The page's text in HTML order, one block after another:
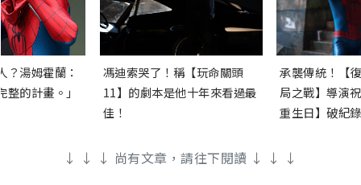
？湯姆霍蘭：
的計畫。」
馮迪索哭了！稱【玩命關頭
11】的劇本是他十年來看過最
佳！
承襲傳統！【
局之戰】導演
重生日】破紀
↓ ↓ ↓ 尚有文章，請往下閱讀 ↓ ↓ ↓